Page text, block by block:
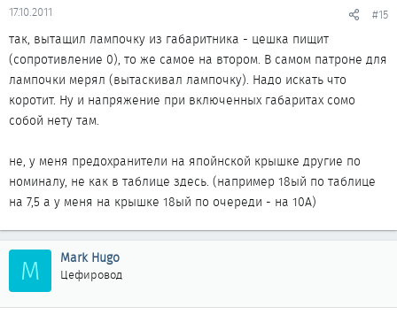
17.10.2011 #15
так, вытащил лампочку из габаритника - цешка пищит
(сопротивление 0), то же самое на втором. В самом патроне для
лампочки мерял (вытаскивал лампочку). Надо искать что
коротит. Ну и напряжение при включенных габаритах сомо
собой нету там.
не, у меня предохранители на япойнской крышке другие по
номиналу, не как в таблице здесь. (например 18ый по таблице
на 7,5 а у меня на крышке 18ый по очереди - на 10А)
M Mark Hugo
Цефировод